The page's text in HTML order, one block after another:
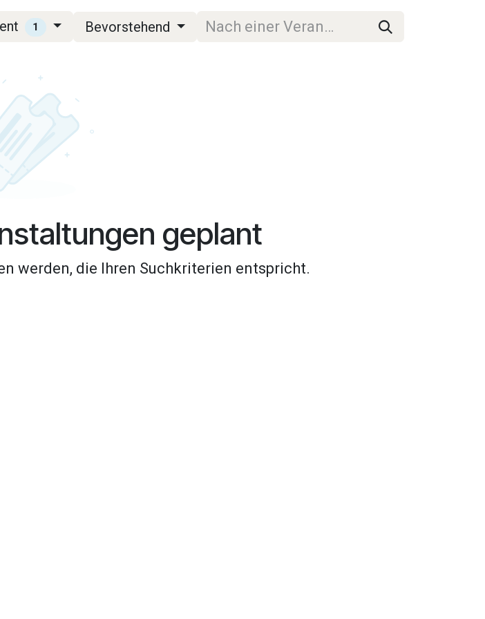
1 Bevorstehend
geplant
werden, die Ihren Suchkriterien entspricht.